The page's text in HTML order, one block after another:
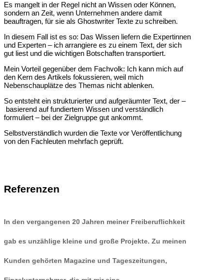
Es mangelt in der Regel nicht an Wissen oder Können,
sondern an Zeit, wenn Unternehmen andere damit
beauftragen, für sie als Ghostwriter Texte zu schreiben.
In diesem Fall ist es so: Das Wissen liefern die Expertinnen
und Experten – ich arrangiere es zu einem Text, der sich
gut liest und die wichtigen Botschaften transportiert.
Mein Vorteil gegenüber dem Fachvolk: Ich kann mich auf
den Kern des Artikels fokussieren, weil mich
Nebenschauplätze des Themas nicht ablenken.
So entsteht ein strukturierter und aufgeräumter Text, der –
basierend auf fundiertem Wissen und verständlich
formuliert – bei der Zielgruppe gut ankommt.
Selbstverständlich wurden die Texte vor Veröffentlichung
von den Fachleuten mehrfach geprüft.
Referenzen
In den vergangenen 20 Jahren meiner Freiberuflichkeit
gab es unzählige kleine und große Projekte. Zu meinen
Kunden gehörten Magazine und Tageszeitungen,